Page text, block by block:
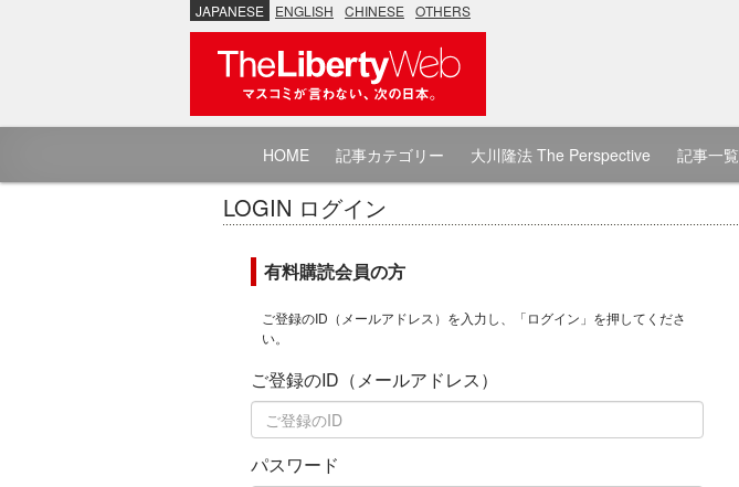
JAPANESE ENGLISH CHINESE OTHERS
HOME 記事カテゴリー 大川隆法 The Perspective 記事一覧
LOGIN ログイン
有料購読会員の方
ご登録のID（メールアドレス）を入力し、「ログイン」を押してくださ
い。
ご登録のID（メールアドレス）
パスワード